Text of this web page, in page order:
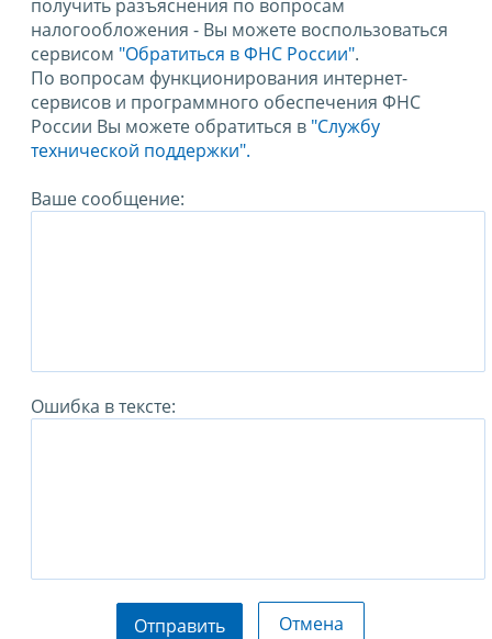
получить разъяснения по вопросам
налогообложения - Вы можете воспользоваться
сервисом "Обратиться в ФНС России".
По вопросам функционирования интернет-
сервисов и программного обеспечения ФНС
России Вы можете обратиться в "Службу
технической поддержки".
Ваше сообщение:
Ошибка в тексте:
Отправить Отмена